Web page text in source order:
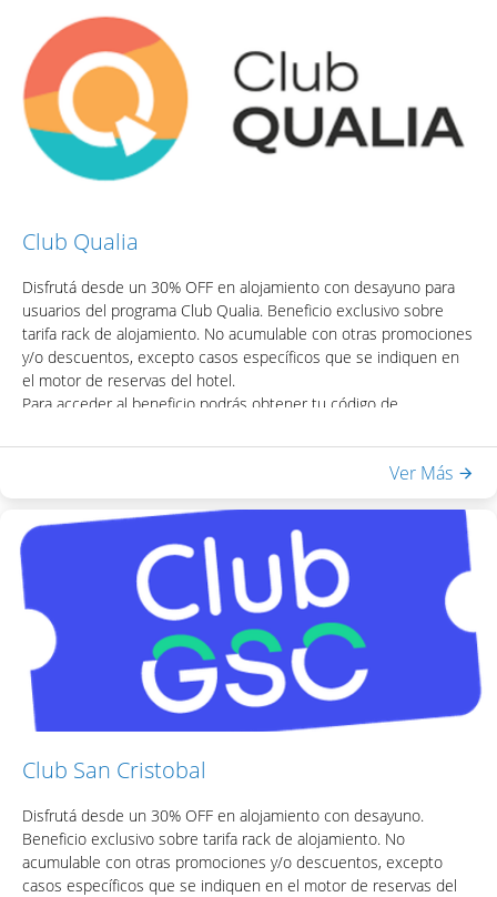
sauna seco, ducha escocesa
- WiFi en habitaciones y áreas públicas
Una vez obtenido el código, podrás acceder el descuento
colocando el mismo en la casilla de "Código Promocional" del
motor de reservas del hotel.
Club Qualia
Disfrutá desde un 30% OFF en alojamiento con desayuno para
usuarios del programa Club Qualia. Beneficio exclusivo sobre
tarifa rack de alojamiento. No acumulable con otras promociones
y/o descuentos, excepto casos específicos que se indiquen en
el motor de reservas del hotel.
Para acceder al beneficio podrás obtener tu código de
credenciales de acceso a Mi Qualia.
Incluye:
- Desayuno Buffet
- Acceso a Equilibrium Spa & Health: piscina interna climatizada,
sauna seco, ducha escocesa
- WiFi en habitaciones y áreas públicas
Una vez obtenido el código, podrás acceder el descuento
colocando el mismo en la casilla de "Código Promocional" del
motor de reservas del hotel.
Ver Más
Club San Cristobal
Disfrutá desde un 30% OFF en alojamiento con desayuno.
Beneficio exclusivo sobre tarifa rack de alojamiento. No
acumulable con otras promociones y/o descuentos, excepto
casos específicos que se indiquen en el motor de reservas del